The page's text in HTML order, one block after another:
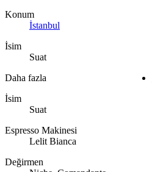
Konum
İstanbul
İsim
Suat
Daha fazla
İsim
Suat
Espresso Makinesi
Lelit Bianca
Değirmen